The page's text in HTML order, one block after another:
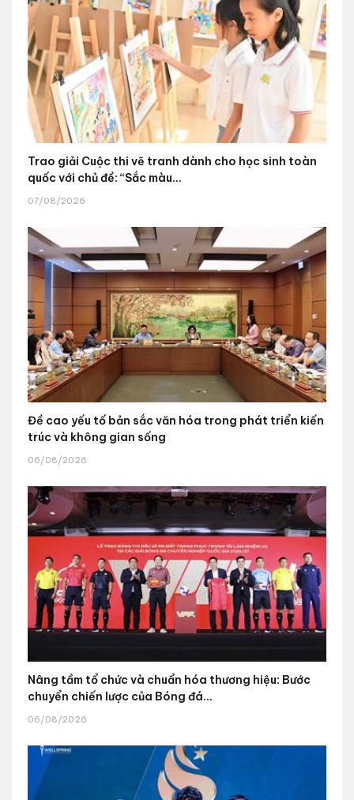
Trao giải Cuộc thi vẽ tranh dành cho học sinh toàn
quốc với chủ đề: “Sắc màu...
07/08/2026
Đề cao yếu tố bản sắc văn hóa trong phát triển kiến
trúc và không gian sống
06/08/2026
Nâng tầm tổ chức và chuẩn hóa thương hiệu: Bước
chuyển chiến lược của Bóng đá...
06/08/2026